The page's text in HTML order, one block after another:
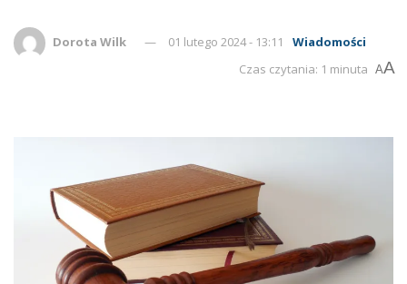
Dorota Wilk 01 lutego 2024 - 13:11
Wiadomości
Czas czytania: 1 minuta AA